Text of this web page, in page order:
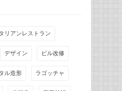
リアンレストラン
デザイン ビル改修
ル造形 ラゴッチャ